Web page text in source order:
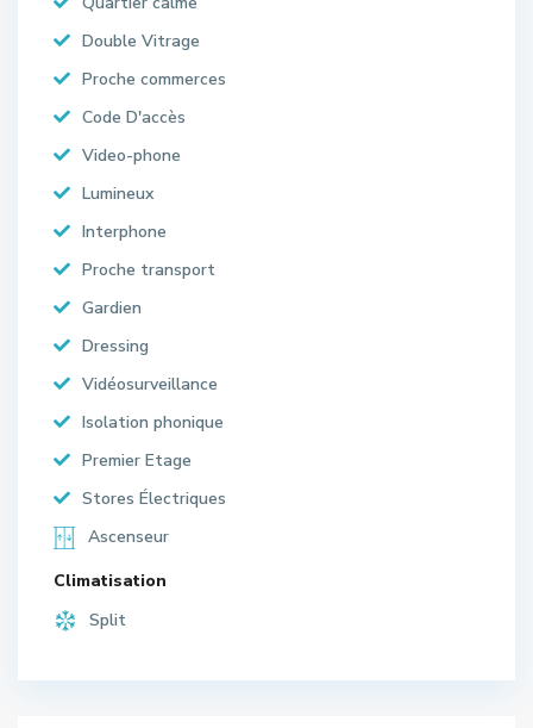
Double Vitrage
Proche commerces
Code D'accès
Video-phone
Lumineux
Interphone
Proche transport
Gardien
Dressing
Vidéosurveillance
Isolation phonique
Premier Etage
Stores Électriques
Ascenseur
Climatisation
Split